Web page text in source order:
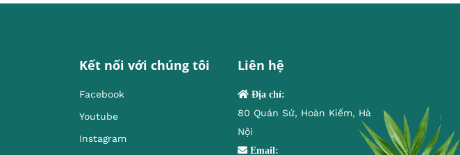
Kết nối với chúng tôi
Facebook
Youtube
Instagram
Liên hệ
Địa chỉ:
80 Quán Sứ, Hoàn Kiếm, Hà
Nội
Email: